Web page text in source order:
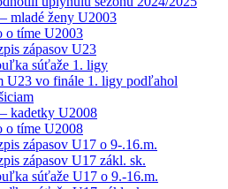
mladé ženy U2003
o tíme U2003
zápasov U23
súťaže 1. ligy
U23 vo finále 1. ligy podľahol
kadetky U2008
o tíme U2008
zápasov U17 o 9-.16.m.
zápasov U17 zákl. sk.
súťaže U17 o 9.-16.m.